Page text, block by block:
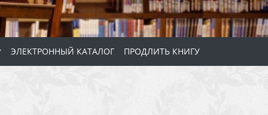
ЭЛЕКТРОННЫЙ КАТАЛОГ ПРОДЛИТЬ КНИГУ